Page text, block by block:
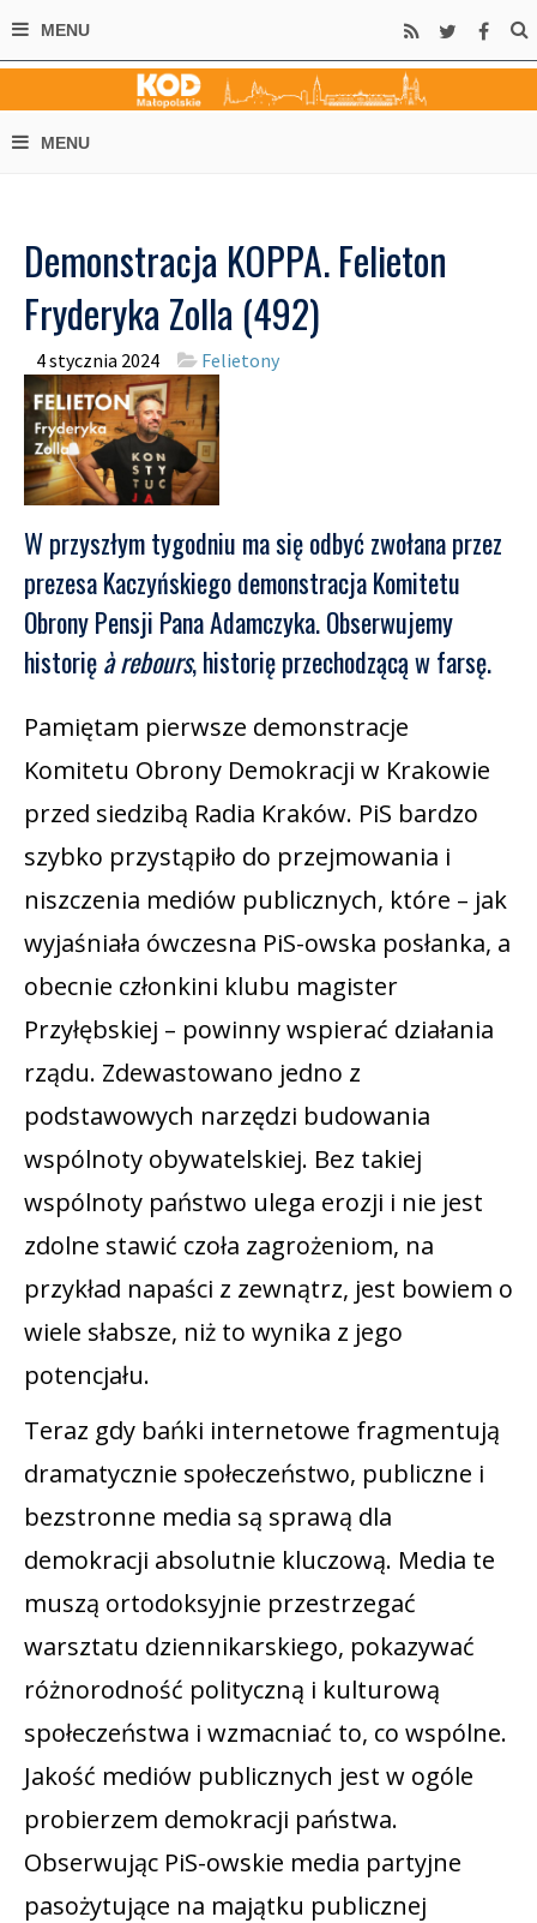
Demonstracja KOPPA. Felieton
Fryderyka Zolla (492)
4 stycznia 2024 Felietony
W przyszłym tygodniu ma się odbyć zwołana przez
prezesa Kaczyńskiego demonstracja Komitetu
Obrony Pensji Pana Adamczyka. Obserwujemy
historięà rebours, historię przechodzącą w farsę.
Pamiętam pierwsze demonstracje
Komitetu Obrony Demokracji w Krakowie
przed siedzibą Radia Kraków. PiS bardzo
szybko przystąpiło do przejmowania i
niszczenia mediów publicznych, które – jak
wyjaśniała ówczesna PiS-owska posłanka, a
obecnie członkini klubu magister
Przyłębskiej – powinny wspierać działania
rządu. Zdewastowano jedno z
podstawowych narzędzi budowania
wspólnoty obywatelskiej. Bez takiej
wspólnoty państwo ulega erozji i nie jest
zdolne stawić czoła zagrożeniom, na
przykład napaści z zewnątrz, jest bowiem o
wiele słabsze, niż to wynika z jego
potencjału.
Teraz gdy bańki internetowe fragmentują
dramatycznie społeczeństwo, publiczne i
bezstronne media są sprawą dla
demokracji absolutnie kluczową. Media te
muszą ortodoksyjnie przestrzegać
warsztatu dziennikarskiego, pokazywać
różnorodność polityczną i kulturową
społeczeństwa i wzmacniać to, co wspólne.
Jakość mediów publicznych jest w ogóle
probierzem demokracji państwa.
Obserwując PiS-owskie media partyjne
pasożytujące na majątku publicznej